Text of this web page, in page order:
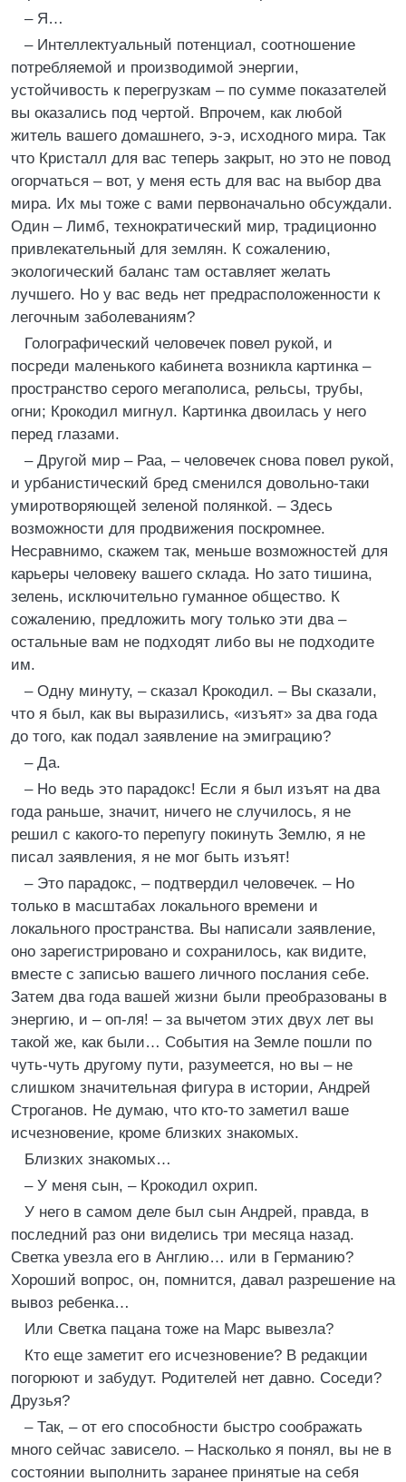
– Я…
– Интеллектуальный потенциал, соотношение
потребляемой и производимой энергии,
устойчивость к перегрузкам – по сумме показателей
вы оказались под чертой. Впрочем, как любой
житель вашего домашнего, э-э, исходного мира. Так
что Кристалл для вас теперь закрыт, но это не повод
огорчаться – вот, у меня есть для вас на выбор два
мира. Их мы тоже с вами первоначально обсуждали.
Один – Лимб, технократический мир, традиционно
привлекательный для землян. К сожалению,
экологический баланс там оставляет желать
лучшего. Но у вас ведь нет предрасположенности к
легочным заболеваниям?
Голографический человечек повел рукой, и
посреди маленького кабинета возникла картинка –
пространство серого мегаполиса, рельсы, трубы,
огни; Крокодил мигнул. Картинка двоилась у него
перед глазами.
– Другой мир – Раа, – человечек снова повел рукой,
и урбанистический бред сменился довольно-таки
умиротворяющей зеленой полянкой. – Здесь
возможности для продвижения поскромнее.
Несравнимо, скажем так, меньше возможностей для
карьеры человеку вашего склада. Но зато тишина,
зелень, исключительно гуманное общество. К
сожалению, предложить могу только эти два –
остальные вам не подходят либо вы не подходите
им.
– Одну минуту, – сказал Крокодил. – Вы сказали,
что я был, как вы выразились, «изъят» за два года
до того, как подал заявление на эмиграцию?
– Да.
– Но ведь это парадокс! Если я был изъят на два
года раньше, значит, ничего не случилось, я не
решил с какого-то перепугу покинуть Землю, я не
писал заявления, я не мог быть изъят!
– Это парадокс, – подтвердил человечек. – Но
только в масштабах локального времени и
локального пространства. Вы написали заявление,
оно зарегистрировано и сохранилось, как видите,
вместе с записью вашего личного послания себе.
Затем два года вашей жизни были преобразованы в
энергию, и – оп-ля! – за вычетом этих двух лет вы
такой же, как были… События на Земле пошли по
чуть-чуть другому пути, разумеется, но вы – не
слишком значительная фигура в истории, Андрей
Строганов. Не думаю, что кто-то заметил ваше
исчезновение, кроме близких знакомых.
Близких знакомых…
– У меня сын, – Крокодил охрип.
У него в самом деле был сын Андрей, правда, в
последний раз они виделись три месяца назад.
Светка увезла его в Англию… или в Германию?
Хороший вопрос, он, помнится, давал разрешение на
вывоз ребенка…
Или Светка пацана тоже на Марс вывезла?
Кто еще заметит его исчезновение? В редакции
погорюют и забудут. Родителей нет давно. Соседи?
Друзья?
– Так, – от его способности быстро соображать
много сейчас зависело. – Насколько я понял, вы не в
состоянии выполнить заранее принятые на себя